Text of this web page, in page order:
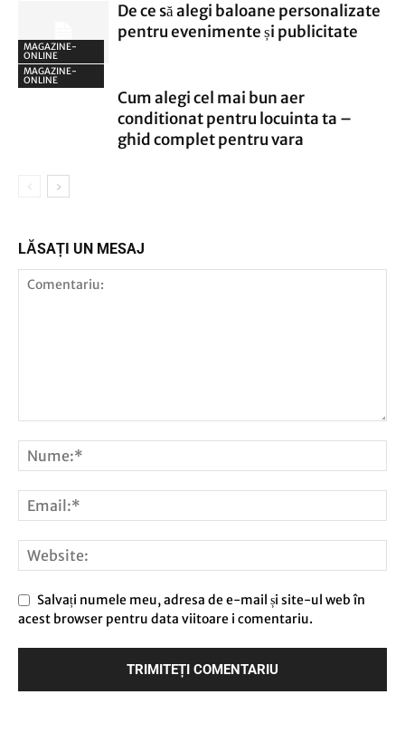
MAGAZINE-
ONLINE
De ce să alegi baloane personalizate
pentru evenimente și publicitate
MAGAZINE-
ONLINE
Cum alegi cel mai bun aer
conditionat pentru locuinta ta –
ghid complet pentru vara
LĂSAȚI UN MESAJ
Salvați numele meu, adresa de e-mail și site-ul web în
acest browser pentru data viitoare i comentariu.